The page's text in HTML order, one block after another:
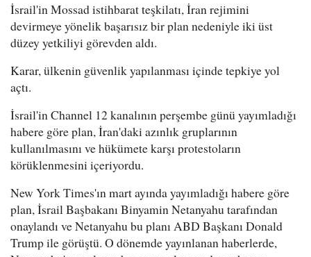
İsrail'in Mossad istihbarat teşkilatı, İran rejimini
devirmeye yönelik başarısız bir plan nedeniyle iki üst
düzey yetkiliyi görevden aldı.
Karar, ülkenin güvenlik yapılanması içinde tepkiye yol
açtı.
İsrail'in Channel 12 kanalının perşembe günü yayımladığı
habere göre plan, İran'daki azınlık gruplarının
kullanılmasını ve hükümete karşı protestoların
körüklenmesini içeriyordu.
New York Times'ın mart ayında yayımladığı habere göre
plan, İsrail Başbakanı Binyamin Netanyahu tarafından
onaylandı ve Netanyahu bu planı ABD Başkanı Donald
Trump ile görüştü. O dönemde yayınlanan haberlerde,